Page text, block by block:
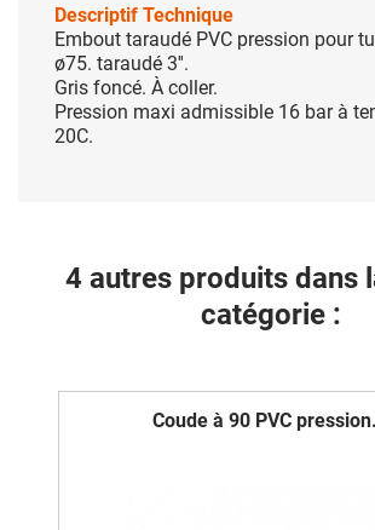
Descriptif Technique
Embout taraudé PVC pression pour
ø75. taraudé 3''.
Gris foncé. À coller.
Pression maxi admissible 16 bar à
20C.
4 autres produits dans
catégorie :
Coude à 90 PVC